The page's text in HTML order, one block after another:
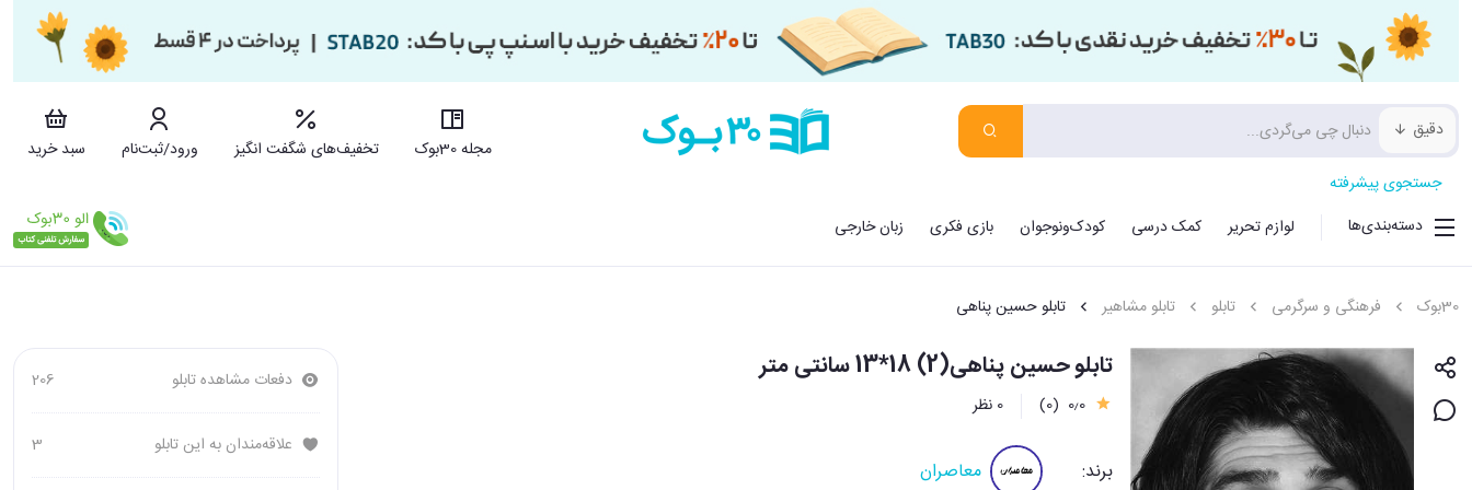
دقیق
مجله 30بوک تخفیف‌های شگفت انگیز ورود/ثبت‌نام
سبد خرید
جستجوی پیشرفته
دسته‌بندی‌ها
لوازم تحریر کمک درسی کودک‌ونوجوان بازی فکری زبان خارجی
30بوک فرهنگی و سرگرمی تابلو تابلو مشاهیر تابلو حسین پناهی
تابلو حسین پناهی(2) 18*13 سانتی متر
0٫0 (0) 0 نظر
برند: معاصران
دفعات مشاهده تابلو 206
علاقه‌مندان به این تابلو 3